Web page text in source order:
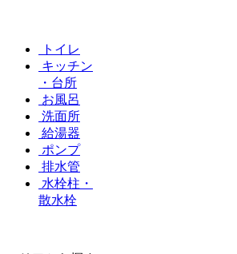
トイレ
キッチン
・台所
お風呂
洗面所
給湯器
ポンプ
排水管
水栓柱・
散水栓